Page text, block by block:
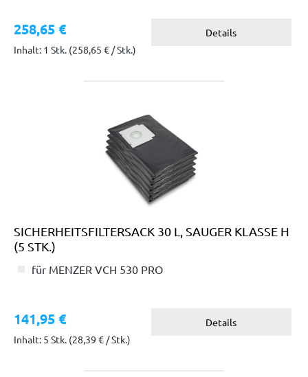
258,65 €
Inhalt: 1 Stk. (258,65 € / Stk.)
Details
SICHERHEITSFILTERSACK 30 L, SAUGER KLASSE H
(5 STK.)
für MENZER VCH 530 PRO
141,95 €
Inhalt: 5 Stk. (28,39 € / Stk.)
Details